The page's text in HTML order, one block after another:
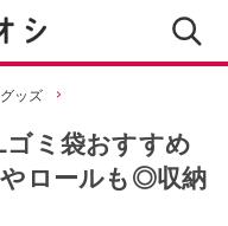
ッズ
ゴミ袋おすすめ
ロールも◎収納